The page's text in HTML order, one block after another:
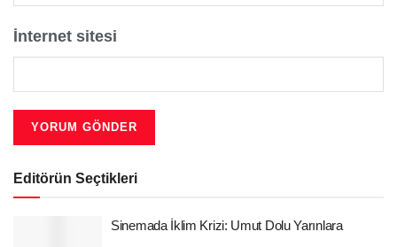
İnternet sitesi
Editörün Seçtikleri
Sinemada İklim Krizi: Umut Dolu Yarınlara